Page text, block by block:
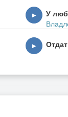
▶ У
▶